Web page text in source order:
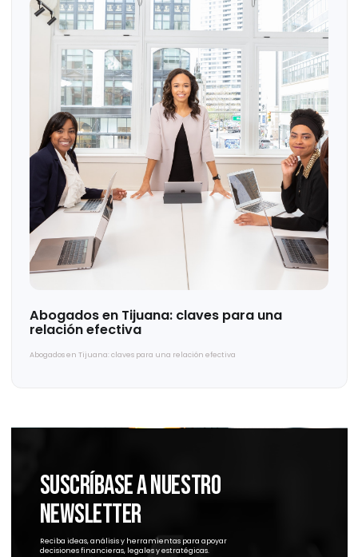
¿SEO o PPC?
¿SEO o PPC?